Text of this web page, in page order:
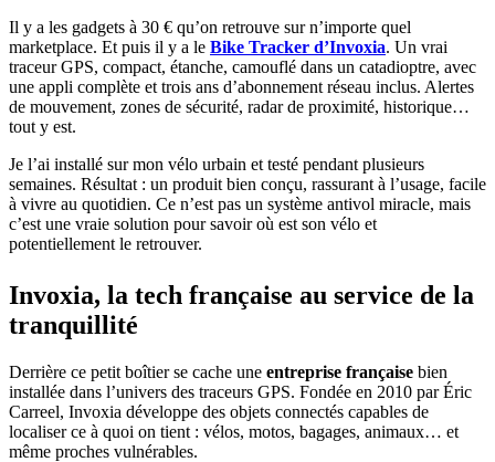
Il y a les gadgets à 30 € qu’on retrouve sur n’importe quel
marketplace. Et puis il y a le Bike Tracker d’Invoxia. Un vrai
traceur GPS, compact, étanche, camouflé dans un catadioptre, avec
une appli complète et trois ans d’abonnement réseau inclus. Alertes
de mouvement, zones de sécurité, radar de proximité, historique…
tout y est.
Je l’ai installé sur mon vélo urbain et testé pendant plusieurs
semaines. Résultat : un produit bien conçu, rassurant à l’usage, facile
à vivre au quotidien. Ce n’est pas un système antivol miracle, mais
c’est une vraie solution pour savoir où est son vélo et
potentiellement le retrouver.
Invoxia, la tech française au service de la
tranquillité
Derrière ce petit boîtier se cache une entreprise française bien
installée dans l’univers des traceurs GPS. Fondée en 2010 par Éric
Carreel, Invoxia développe des objets connectés capables de
localiser ce à quoi on tient : vélos, motos, bagages, animaux… et
même proches vulnérables.